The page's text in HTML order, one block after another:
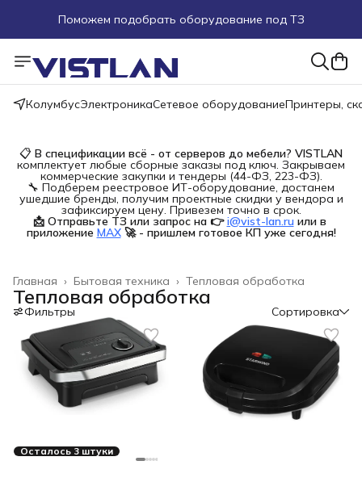
Поможем подобрать оборудование под ТЗ
Пуско-наладочные работы
Пришлите запрос на e-mail или в чат
КолумбусЭлектроникаСетевое оборудованиеПринтеры,
📋 В спецификации всё - от серверов до мебели? VISTLAN
комплектует любые сборные заказы под ключ. Закрываем
коммерческие закупки и тендеры (44-ФЗ, 223-ФЗ).
🔧 Подберем реестровое ИТ-оборудование, достанем
ушедшие бренды, получим проектные скидки у вендора и
зафиксируем цену. Привезем точно в срок.
📩 Отправьте ТЗ или запрос на 👉 i@vist-lan.ru или в
приложение MAX 🚀 - пришлем готовое КП уже сегодня!
Тепловая обработка
Бытовая техника ›
Главная ›
Тепловая обработка
Фильтры Сортировка
Осталось 3 штуки